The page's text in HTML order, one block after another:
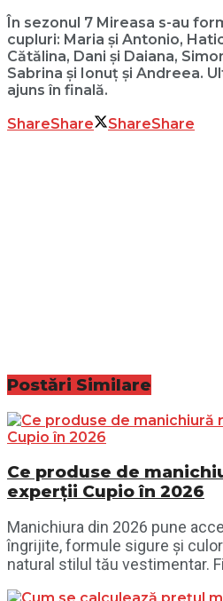
În sezonul 7 Mireasa s-au
cupluri: Maria și Antonio,
Cătălina, Dani și Daiana,
Sabrina și Ionuț și Andreea.
ajuns în finală.
ShareShare ShareShare
Postări Similare
Ce produse de
experții Cupio în 2026
Manichiura din 2026 pune
îngrijite, formule sigure și
natural stilul tău vestimentar.